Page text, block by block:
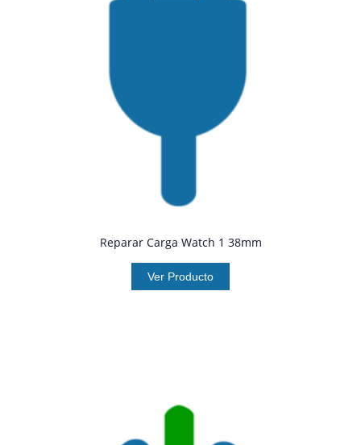
Reparar Carga Watch 1 38mm
Ver Producto